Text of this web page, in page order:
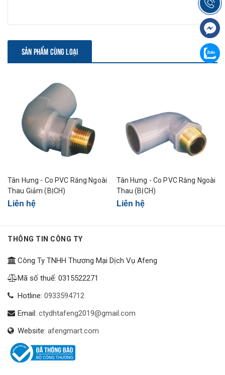
90 STL90 5
Co Lơi
Co Lơi STL140 2
Co Lơi 160 STL160 1
Co Lơi STL200
SẢN PHẨM CÙNG LOẠI
Tân Hưng - Co PVC Răng Ngoài
Thau Giảm (BỊCH)
Liên hệ
Tân Hưng - Co PVC Răng Ngoài
Thau (BỊCH)
Liên hệ
THÔNG TIN CÔNG TY
Công Ty TNHH Thương Mại Dịch Vụ Afeng
Mã số thuế: 0315522271
Hotline: 0933594712
Email: ctydhtafeng2019@gmail.com
Website: afengmart.com